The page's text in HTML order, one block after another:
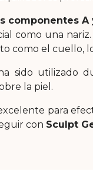
componentes A
como una
como el cuello,
sido utilizado
la piel.
para
con Sculpt